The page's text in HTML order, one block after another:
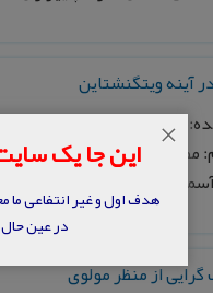
آينه ويتگنشتاين
دی.زد فيليپس
مصطفی ملكيان
۱۸، سال ۵، تابستان ۱۳۸۲
از منظر مولوی
این جا یک
هدف اول و غیر انتفاعی ما
در عین
×